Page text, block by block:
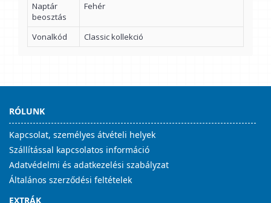
Naptár
beosztás
Fehér
Vonalkód Classic kollekció
RÓLUNK
Kapcsolat, személyes átvételi helyek
Szállítással kapcsolatos információ
Adatvédelmi és adatkezelési szabályzat
Általános szerződési feltételek
EXTRÁK